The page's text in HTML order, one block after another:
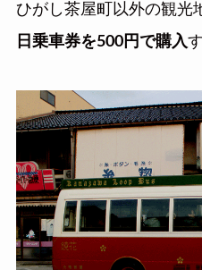
ひがし茶屋町以外の観光
日乗車券を500円で購入